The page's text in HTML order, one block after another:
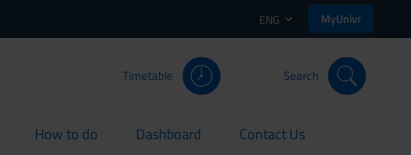
ENG MyUnivr
Timetable Search
How to do
current Dashboard
current Contact Us
current